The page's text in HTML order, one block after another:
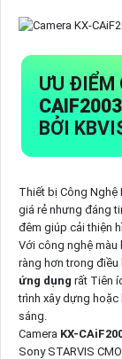
ƯU ĐIỂM
BỞI
Thiết bị Công Nghệ
giá rẻ nhưng đáng
đêm giúp cải thiện
Với công nghệ màu
ràng hơn trong điều
ứng dụng rất Tiên
trình xây dựng
sáng.
Camera KX-
Sony STARVIS